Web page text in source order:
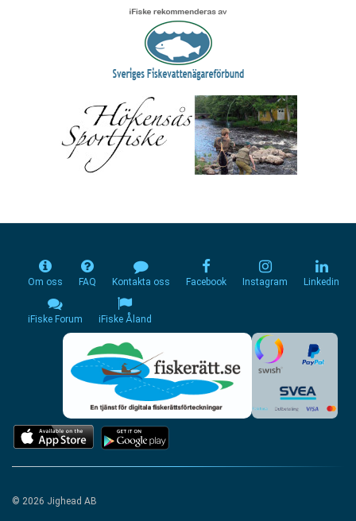
Om oss FAQ Kontakta oss Facebook Instagram Linkedin
iFiske Forum iFiske Åland
© 2026 Jighead AB